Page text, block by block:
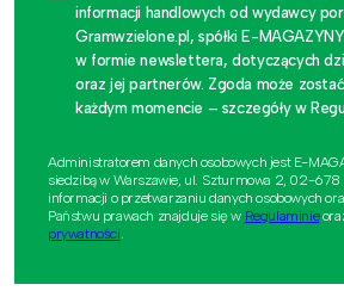
informacji handlowych od wydawcy
Gramwzielone.pl, spółki E-
w formie newslettera, dotyczących
oraz jej partnerów. Zgoda może
każdym momencie – szczegóły w
Administratorem danych osobowych jest E-
siedzibą w Warszawie, ul. Szturmowa 2, 02-678
informacji o przetwarzaniu danych osobowych
Państwu prawach znajduje się w Regulaminie
prywatności.